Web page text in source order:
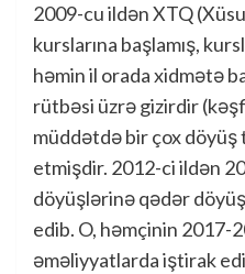
2009-cu ildən XTQ
kurslarına başlamış,
həmin il orada xidmətə
rütbəsi üzrə gizirdir
müddətdə bir çox döyüş
etmişdir. 2012-ci ildən
döyüşlərinə qədər
edib. O, həmçinin 2017-
əməliyyatlarda iştirak